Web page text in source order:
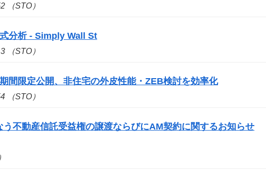
（STO）
分析 - Simply Wall St
（STO）
間限定公開、非住宅の外皮性能・ZEB検討を効率化
（STO）
う不動産信託受益権の譲渡ならびにAM契約に関するお知らせ